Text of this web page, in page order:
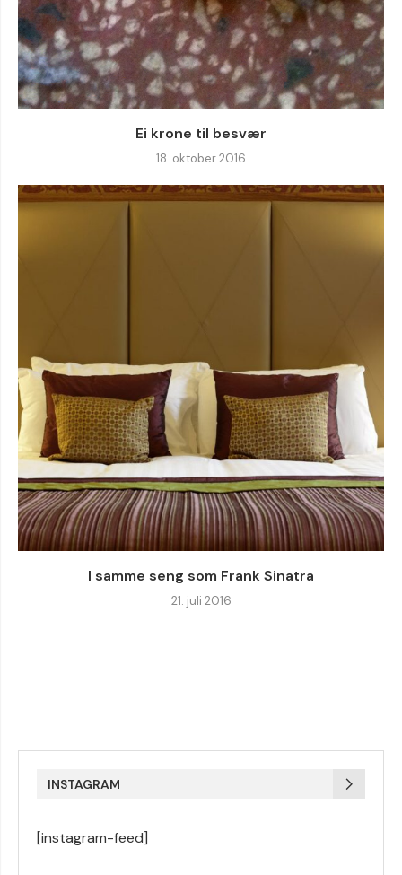
Ei krone til besvær
18. oktober 2016
I samme seng som Frank Sinatra
21. juli 2016
INSTAGRAM
[instagram-feed]